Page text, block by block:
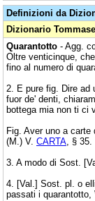
Definizioni da
Dizionario
Quarantotto - Agg.
Oltre venticinque,
fino al numero di
2. E pure fig. Dire ad
fuor de' denti,
bottega mia non ti ci
Fig. Aver uno a carte
(M.) V. CARTA , § 35.
3. A modo di Sost.
4. [Val.] Sost. pl. o
passati i quarantotto,